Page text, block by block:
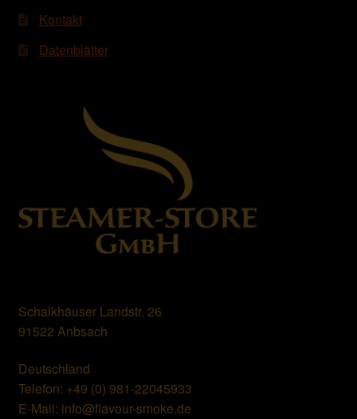
Kontakt
Datenblätter
Schalkhäuser Landstr. 26
91522 Anbsach
Deutschland
Telefon: +49 (0) 981-22045933
E-Mail: info@flavour-smoke.de